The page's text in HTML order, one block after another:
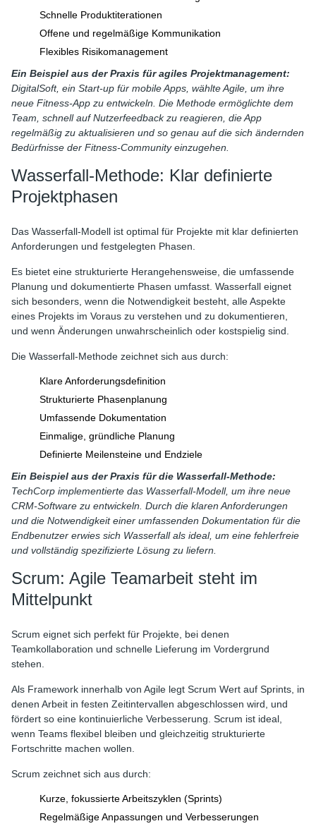
Schnelle Produktiterationen
Offene und regelmäßige Kommunikation
Flexibles Risikomanagement
Ein Beispiel aus der Praxis für agiles Projektmanagement:
DigitalSoft, ein Start-up für mobile Apps, wählte Agile, um ihre
neue Fitness-App zu entwickeln. Die Methode ermöglichte dem
Team, schnell auf Nutzerfeedback zu reagieren, die App
regelmäßig zu aktualisieren und so genau auf die sich ändernden
Bedürfnisse der Fitness-Community einzugehen.
Wasserfall-Methode: Klar definierte
Projektphasen
Das Wasserfall-Modell ist optimal für Projekte mit klar definierten
Anforderungen und festgelegten Phasen.
Es bietet eine strukturierte Herangehensweise, die umfassende
Planung und dokumentierte Phasen umfasst. Wasserfall eignet
sich besonders, wenn die Notwendigkeit besteht, alle Aspekte
eines Projekts im Voraus zu verstehen und zu dokumentieren,
und wenn Änderungen unwahrscheinlich oder kostspielig sind.
Die Wasserfall-Methode zeichnet sich aus durch:
Klare Anforderungsdefinition
Strukturierte Phasenplanung
Umfassende Dokumentation
Einmalige, gründliche Planung
Definierte Meilensteine und Endziele
Ein Beispiel aus der Praxis für die Wasserfall-Methode:
TechCorp implementierte das Wasserfall-Modell, um ihre neue
CRM-Software zu entwickeln. Durch die klaren Anforderungen
und die Notwendigkeit einer umfassenden Dokumentation für die
Endbenutzer erwies sich Wasserfall als ideal, um eine fehlerfreie
und vollständig spezifizierte Lösung zu liefern.
Scrum: Agile Teamarbeit steht im
Mittelpunkt
Scrum eignet sich perfekt für Projekte, bei denen
Teamkollaboration und schnelle Lieferung im Vordergrund
stehen.
Als Framework innerhalb von Agile legt Scrum Wert auf Sprints, in
denen Arbeit in festen Zeitintervallen abgeschlossen wird, und
fördert so eine kontinuierliche Verbesserung. Scrum ist ideal,
wenn Teams flexibel bleiben und gleichzeitig strukturierte
Fortschritte machen wollen.
Scrum zeichnet sich aus durch:
Kurze, fokussierte Arbeitszyklen (Sprints)
Regelmäßige Anpassungen und Verbesserungen